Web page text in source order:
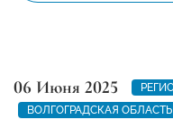
06 Июня 2025
ВОЛГОГРАДСКАЯ ОБЛАСТЬ